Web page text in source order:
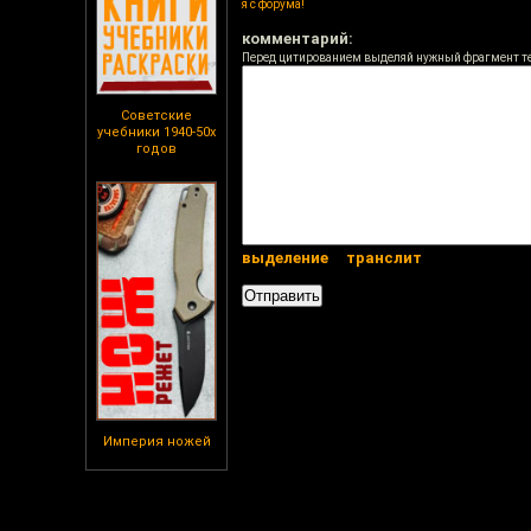
Советские
учебники 1940-50х
годов
Империя ножей
я с форума!
комментарий:
Перед цитированием выделяй нужный фрагмент
выделение транслит